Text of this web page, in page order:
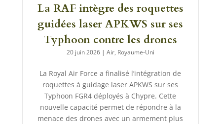
La RAF intègre des roquettes
guidées laser APKWS sur ses
Typhoon contre les drones
20 juin 2026| Air, Royaume-Uni
La Royal Air Force a finalisé l’intégration de
roquettes à guidage laser APKWS sur ses
Typhoon FGR4 déployés à Chypre. Cette
nouvelle capacité permet de répondre à la
menace des drones avec un armement plus